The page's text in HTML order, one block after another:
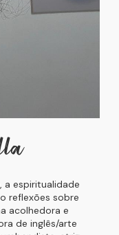
a espiritualidade
reflexões sobre
acolhedora e
de inglês/arte